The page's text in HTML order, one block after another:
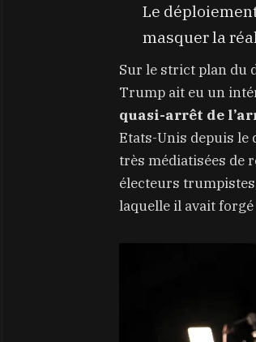
Le
masquer la
Sur le strict plan du
Trump ait eu un
quasi-arrêt de
Etats-Unis depuis le
très médiatisées de
électeurs
laquelle il avait